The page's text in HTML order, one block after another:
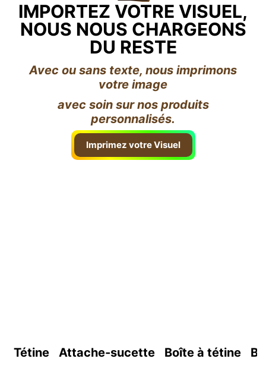
IMPORTEZ VOTRE VISUEL,
NOUS NOUS CHARGEONS
DU RESTE
Avec ou sans texte, nous imprimons
votre image
avec soin sur nos produits
personnalisés.
Imprimez votre Visuel
Tétine Attache-sucette Boîte à tétine